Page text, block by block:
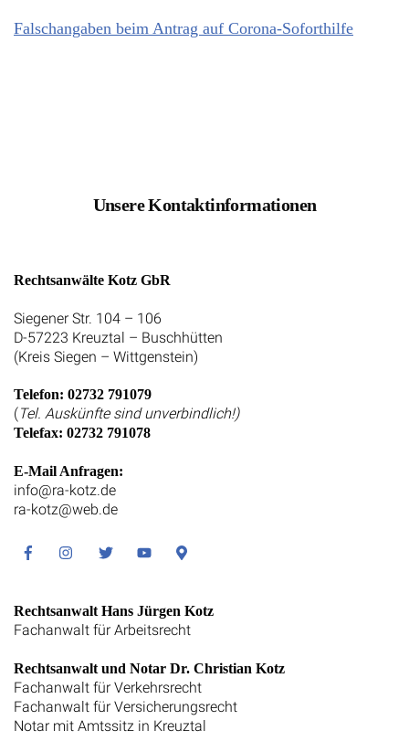
Falschangaben beim Antrag auf Corona-Soforthilfe
Unsere Kontaktinformationen
Rechtsanwälte Kotz GbR
Siegener Str. 104 – 106
D-57223 Kreuztal – Buschhütten
(Kreis Siegen – Wittgenstein)
Telefon: 02732 791079
(Tel. Auskünfte sind unverbindlich!)
Telefax: 02732 791078
E-Mail Anfragen:
info@ra-kotz.de
ra-kotz@web.de
FacebookInstagramTwitter YoutubeGoogle
Rechtsanwalt Hans Jürgen Kotz
Fachanwalt für Arbeitsrecht
Rechtsanwalt und Notar Dr. Christian Kotz
Fachanwalt für Verkehrsrecht
Fachanwalt für Versicherungsrecht
Notar mit Amtssitz in Kreuztal